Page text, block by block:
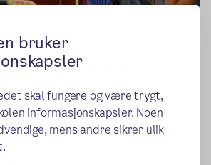
bruker
skal fungere og være trygt,
informasjonskapsler. Noen
mens andre sikrer ulik